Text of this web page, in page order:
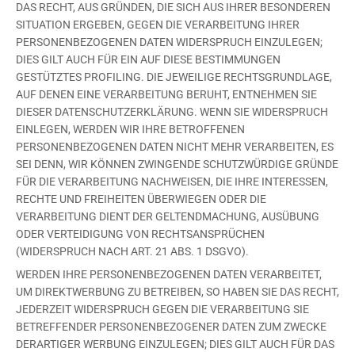
DAS RECHT, AUS GRÜNDEN, DIE SICH AUS IHRER BESONDEREN
SITUATION ERGEBEN, GEGEN DIE VERARBEITUNG IHRER
PERSONENBEZOGENEN DATEN WIDERSPRUCH EINZULEGEN;
DIES GILT AUCH FÜR EIN AUF DIESE BESTIMMUNGEN
GESTÜTZTES PROFILING. DIE JEWEILIGE RECHTSGRUNDLAGE,
AUF DENEN EINE VERARBEITUNG BERUHT, ENTNEHMEN SIE
DIESER DATENSCHUTZERKLÄRUNG. WENN SIE WIDERSPRUCH
EINLEGEN, WERDEN WIR IHRE BETROFFENEN
PERSONENBEZOGENEN DATEN NICHT MEHR VERARBEITEN, ES
SEI DENN, WIR KÖNNEN ZWINGENDE SCHUTZWÜRDIGE GRÜNDE
FÜR DIE VERARBEITUNG NACHWEISEN, DIE IHRE INTERESSEN,
RECHTE UND FREIHEITEN ÜBERWIEGEN ODER DIE
VERARBEITUNG DIENT DER GELTENDMACHUNG, AUSÜBUNG
ODER VERTEIDIGUNG VON RECHTSANSPRÜCHEN
(WIDERSPRUCH NACH ART. 21 ABS. 1 DSGVO).
WERDEN IHRE PERSONENBEZOGENEN DATEN VERARBEITET,
UM DIREKTWERBUNG ZU BETREIBEN, SO HABEN SIE DAS RECHT,
JEDERZEIT WIDERSPRUCH GEGEN DIE VERARBEITUNG SIE
BETREFFENDER PERSONENBEZOGENER DATEN ZUM ZWECKE
DERARTIGER WERBUNG EINZULEGEN; DIES GILT AUCH FÜR DAS